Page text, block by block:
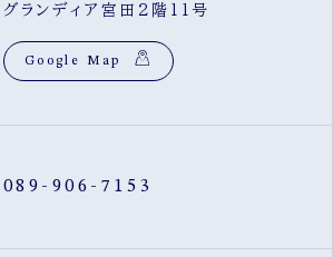
グランディア宮田2階11号
Google Map
089-906-7153